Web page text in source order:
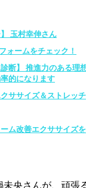
玉村幸伸さん
ォームをチェック！
診断】 推進力のある理
的になります
ササイズ＆ストレッチ
ム改善エクササイズを
央さんが、頑張